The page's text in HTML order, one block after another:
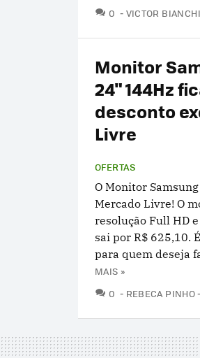
0 COMENTÁRIOS
VICTOR
Monitor
24" 144Hz
desconto
Livre
OFERTAS
O Monitor
Mercado Livre! O
resolução Full HD
sai por R$ 625,10.
para quem deseja
MAIS »
0 COMENTÁRIOS
REBECA PINHO